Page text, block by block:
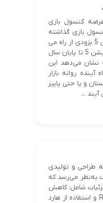
کنسول بازی
کنسول بازی گذاشته
بودند اما باید پذیرفت که این کنسول حالا حالاها روانه بازار نخواهد شد. پلی استیشن 5 بزودی از راه می
رسد چند روز پیش کمپانی سونی اعلام کرد که در انتظار عرضه کنسول بازی پلی‌استیشن 5 تا پایان سال
نشان می‌دهد این
نه‌تنها تا پایان سال میلادی جاری عرضه نخواهد شد بلکه تا 12 ماه آینده روانه بازار
و یا حتی پاییز
طراحی و تولیدی
به‌نظر می‌رسد که
این جزئیات شامل: کاهش
سرعت لودینگ بازی ها، پشتیبانی از رزولوشن 8K، پشتیبانی از فناوری Ray-Tracing و استفاده از هارد